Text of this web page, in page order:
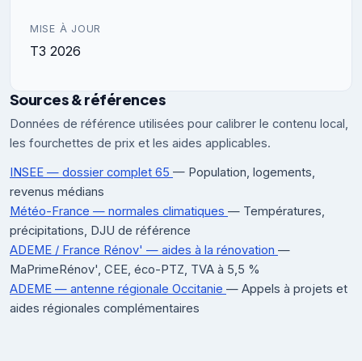
MISE À JOUR
T3 2026
Sources & références
Données de référence utilisées pour calibrer le contenu local,
les fourchettes de prix et les aides applicables.
INSEE — dossier complet 65 — Population, logements,
revenus médians
Météo-France — normales climatiques — Températures,
précipitations, DJU de référence
ADEME / France Rénov' — aides à la rénovation —
MaPrimeRénov', CEE, éco-PTZ, TVA à 5,5 %
ADEME — antenne régionale Occitanie — Appels à projets et
aides régionales complémentaires